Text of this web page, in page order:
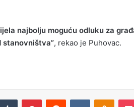
najbolju moguću odluku za
stanovništva”, rekao je Puhovac.